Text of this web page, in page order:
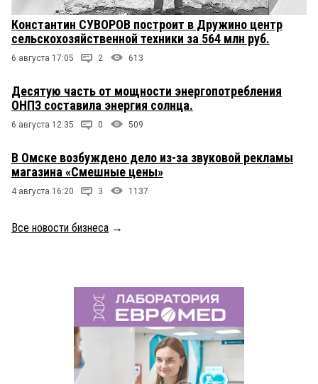
Константин СУВОРОВ построит в Дружино центр
сельскохозяйственной техники за 564 млн руб.
6 августа 17:05 2 613
Десятую часть от мощности энергопотребления
ОНПЗ составила энергия солнца.
6 августа 12:35 0 509
В Омске возбуждено дело из-за звуковой рекламы
магазина «Смешные цены»
4 августа 16:20 3 1137
Все новости бизнеса →